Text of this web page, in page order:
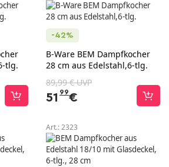
tlg.
-42%
B-Ware BEM Dampfkocher
28 cm aus Edelstahl,6-tlg.
89,99 € UVP
51 99€
Art.:2323